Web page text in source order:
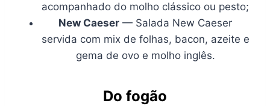
acompanhado do molho clássico ou pesto;
New Caeser — Salada New Caeser
servida com mix de folhas, bacon, azeite e
gema de ovo e molho inglês.
Do fogão